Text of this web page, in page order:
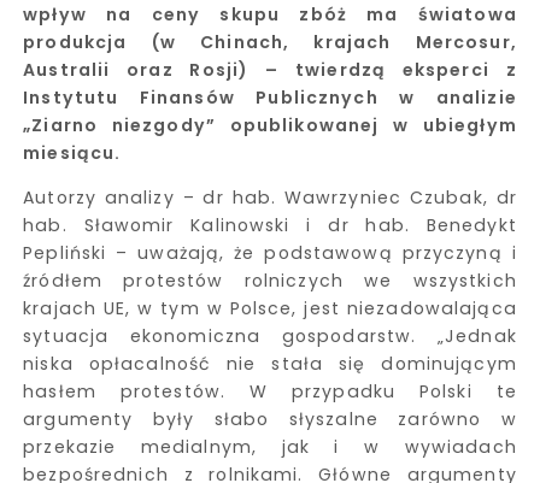
wpływ na ceny skupu zbóż ma światowa
produkcja (w Chinach, krajach Mercosur,
Australii oraz Rosji) – twierdzą eksperci z
Instytutu Finansów Publicznych w analizie
„Ziarno niezgody” opublikowanej w ubiegłym
miesiącu.
Autorzy analizy – dr hab. Wawrzyniec Czubak, dr
hab. Sławomir Kalinowski i dr hab. Benedykt
Pepliński – uważają, że podstawową przyczyną i
źródłem protestów rolniczych we wszystkich
krajach UE, w tym w Polsce, jest niezadowalająca
sytuacja ekonomiczna gospodarstw. „Jednak
niska opłacalność nie stała się dominującym
hasłem protestów. W przypadku Polski te
argumenty były słabo słyszalne zarówno w
przekazie medialnym, jak i w wywiadach
bezpośrednich z rolnikami. Główne argumenty